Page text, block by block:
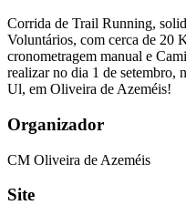
Corrida de Trail Running,
Voluntários, com cerca de 20
cronometragem manual e
realizar no dia 1 de setembro,
Ul, em Oliveira de Azeméis!
Organizador
CM Oliveira de Azeméis
Site